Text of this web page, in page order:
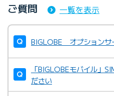
ご質問
一覧を表示
BIGLOBE オプションサ
「BIGLOBEモバイル」
ださい